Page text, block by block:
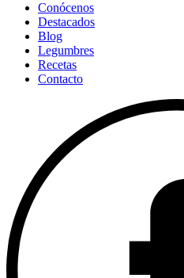
Conócenos
Destacados
Blog
Legumbres
Recetas
Contacto